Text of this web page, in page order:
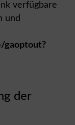
verfügbare
und
gaoptout?
der